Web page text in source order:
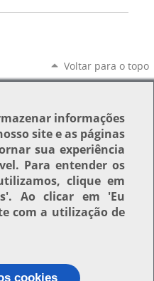
Voltar para o topo
informações
site e as páginas
sua experiência
Para entender os
clique em
. Ao clicar em 'Eu
com a utilização de